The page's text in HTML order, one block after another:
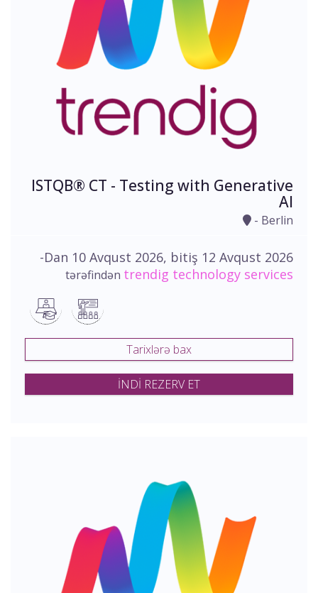
ISTQB® CT - Testing with Generative
AI
- Berlin
-Dan 10 Avqust 2026, bitiş 12 Avqust 2026
tərəfindən trendig technology services
Tarixlərə bax
İNDİ REZERV ET